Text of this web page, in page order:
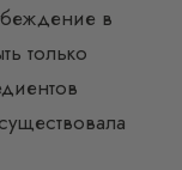
в
только